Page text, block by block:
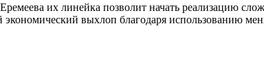
их линейка позволит начать реализацию
выхлоп благодаря использованию